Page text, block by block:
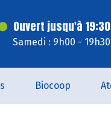
Ouvert jusqu'à 19:30
Samedi : 9h00 - 19h30
Biocoop